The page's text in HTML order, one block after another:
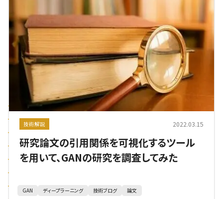
技術解説 2022.03.15
研究論文の引用関係を可視化するツール
を用いて、GANの研究を調査してみた
GAN ディープラーニング 技術ブログ 論文